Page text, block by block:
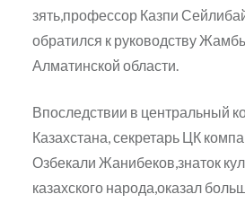
зять,профессор Казпи
обратился к руководству
Алматинской области.
Впоследствии в центральный
Казахстана, секретарь ЦК
Озбекали Жанибеков,знаток
казахского народа,оказал